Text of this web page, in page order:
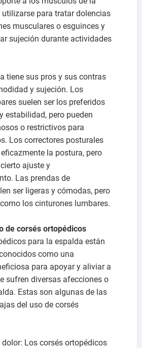
utilizarse para tratar dolencias
musculares o esguinces y
sujeción durante actividades
tiene sus pros y sus contras
y sujeción. Los
suelen ser los preferidos
estabilidad, pero pueden
o restrictivos para
Los correctores posturales
la postura, pero
ajuste y
Las prendas de
ser ligeras y cómodas, pero
los cinturones lumbares.
de corsés ortopédicos
para la espalda están
como una
para apoyar y aliviar a
sufren diversas afecciones o
Estas son algunas de las
del uso de corsés
Los corsés ortopédicos